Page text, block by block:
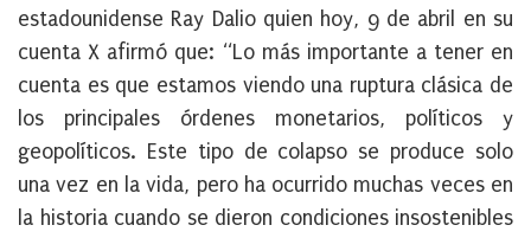
estadounidense Ray Dalio quien hoy, 9 de abril en su
cuenta X afirmó que: “Lo más importante a tener en
cuenta es que estamos viendo una ruptura clásica de
los principales órdenes monetarios, políticos y
geopolíticos. Este tipo de colapso se produce solo
una vez en la vida, pero ha ocurrido muchas veces en
la historia cuando se dieron condiciones insostenibles